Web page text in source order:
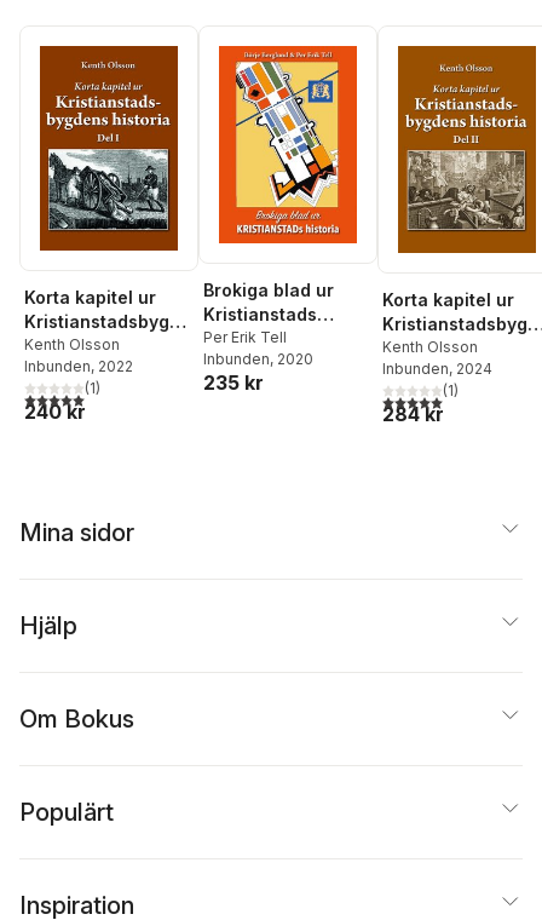
Korta kapitel ur
Kristianstadsbygde
ns historia
Kenth Olsson
Inbunden, 2022
5,0utav 5 stjärnor. Totalt antal röster:
(1)
240 kr
Brokiga blad ur
Kristianstads
historia
Per Erik Tell
Inbunden, 2020
235 kr
Korta kapitel ur
ns historia del 2
Kenth Olsson
Inbunden, 2024
5,0utav 5 stjärnor.
(1)
284 kr
Mina sidor
Hjälp
Om Bokus
Populärt
Inspiration